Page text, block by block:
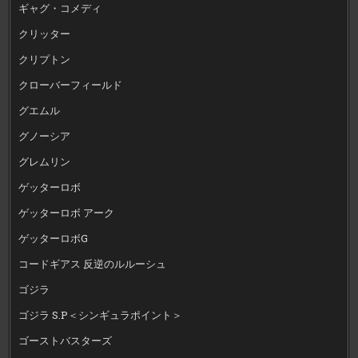
ギャグ・コメディ
クリッター
クリプトン
クローバーフィールド
グエムル
グノーシア
グレムリン
ゲッターロボ
ゲッターロボ アーク
ゲッターロボG
コードギアス 反逆のルルーシュ
ゴジラ
ゴジラ S.P＜シンギュラポイント＞
ゴーストバスターズ